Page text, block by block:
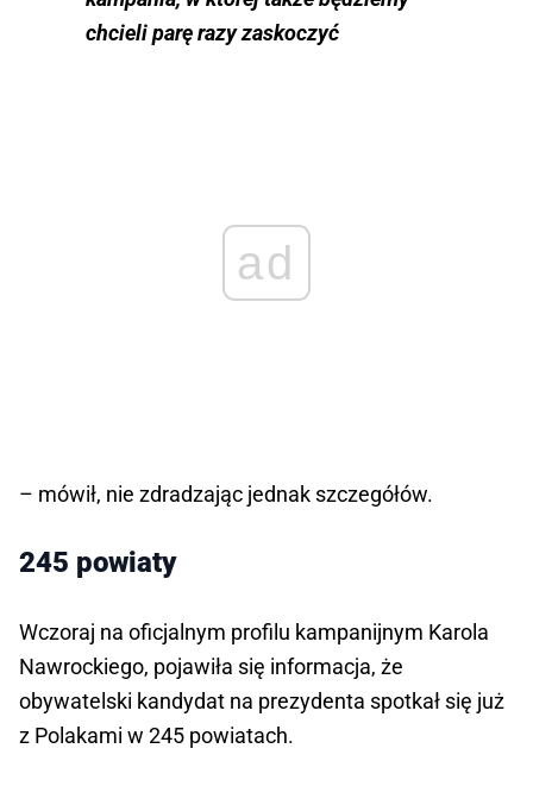
chcieli parę razy zaskoczyć
ad
– mówił, nie zdradzając jednak szczegółów.
245 powiaty
Wczoraj na oficjalnym profilu kampanijnym Karola
Nawrockiego, pojawiła się informacja, że
obywatelski kandydat na prezydenta spotkał się już
z Polakami w 245 powiatach.